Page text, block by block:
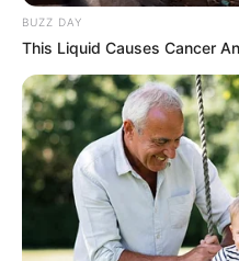
BUZZ DAY
This Liquid Causes Cancer